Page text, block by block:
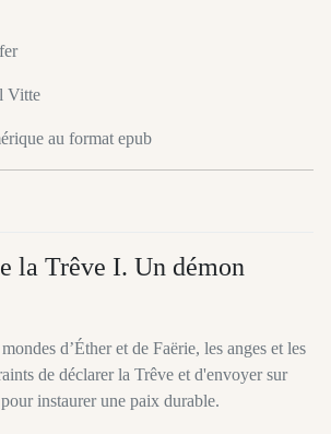
Vitte
au format epub
la Trêve I. Un démon
d’Éther et de Faërie, les anges et les
de déclarer la Trêve et d'envoyer sur
instaurer une paix durable.